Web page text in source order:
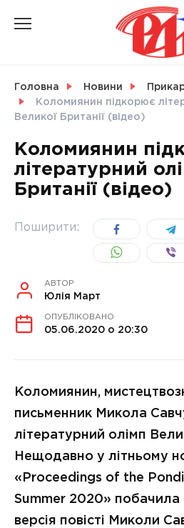
СВІТ
УКРАЇНА
Головна Новини
Коломиянин підкорює
Великої Британії (відео)
Коломиянин
літературний
Британії (відео)
Поширити:
АВТОР
Юлія Март
ОПУБЛІКОВАНО
05.06.2020 о 20:30
Коломиянин,
письменник Микола
літературний олімп
Нещодавно у літньому
«Proceedings of the
Summer 2020» побачила
версія повісті Миколи